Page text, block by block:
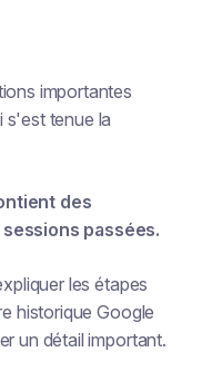
importantes
s'est tenue la
des
passées.
les étapes
historique Google
un détail important.